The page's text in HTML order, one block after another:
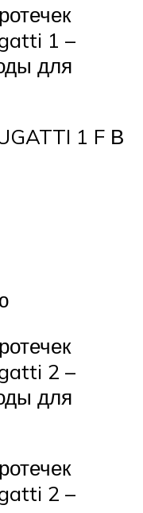
1 –
для
1 F В
2 –
для
2 –